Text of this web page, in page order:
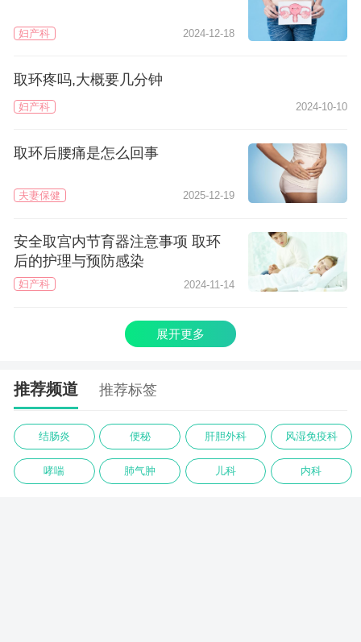
妇产科 2024-12-18
取环疼吗,大概要几分钟
妇产科 2024-10-10
取环后腰痛是怎么回事
夫妻保健 2025-12-19
安全取宫内节育器注意事项 取环
后的护理与预防感染
妇产科 2024-11-14
展开更多
推荐频道 推荐标签
结肠炎 便秘 肝胆外科 风湿免疫科
哮喘 肺气肿 儿科 内科